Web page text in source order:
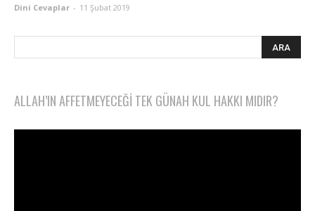
Dini Cevaplar - 11 Şubat 2019
ALLAH’IN AFFETMEYECEĞI TEK GÜNAH KUL HAKKI MIDIR?